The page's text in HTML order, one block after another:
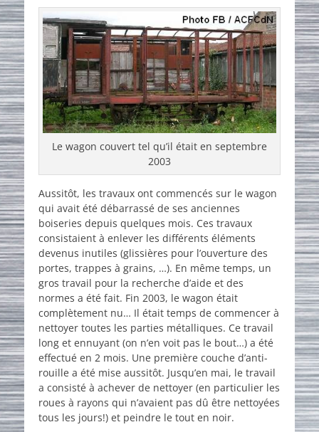
Le wagon couvert tel qu’il était en septembre
2003
Aussitôt, les travaux ont commencés sur le wagon
qui avait été débarrassé de ses anciennes
boiseries depuis quelques mois. Ces travaux
consistaient à enlever les différents éléments
devenus inutiles (glissières pour l’ouverture des
portes, trappes à grains, …). En même temps, un
gros travail pour la recherche d’aide et des
normes a été fait. Fin 2003, le wagon était
complètement nu… Il était temps de commencer à
nettoyer toutes les parties métalliques. Ce travail
long et ennuyant (on n’en voit pas le bout…) a été
effectué en 2 mois. Une première couche d’anti-
rouille a été mise aussitôt. Jusqu’en mai, le travail
a consisté à achever de nettoyer (en particulier les
roues à rayons qui n’avaient pas dû être nettoyées
tous les jours!) et peindre le tout en noir.